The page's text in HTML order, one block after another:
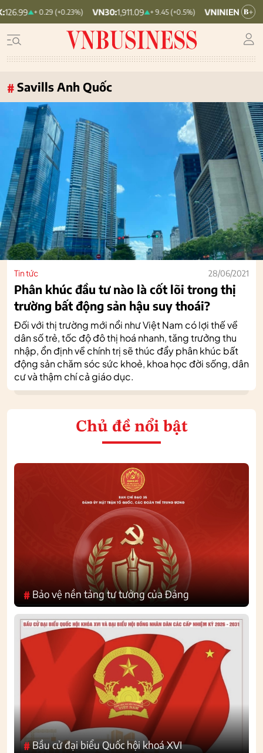
+ 0.29 (+0.23%) VN30:1,911.09 + 9.45 (+0.5%) VNINDEX:1,768.06
# Savills Anh Quốc
Tin tức 28/06/2021
Phân khúc đầu tư nào là cốt lõi trong thị
trường bất động sản hậu suy thoái?
Đối với thị trường mới nổi như Việt Nam có lợi thế về
dân số trẻ, tốc độ đô thị hoá nhanh, tăng trưởng thu
nhập, ổn định về chính trị sẽ thúc đẩy phân khúc bất
động sản chăm sóc sức khoẻ, khoa học đời sống, dân
cư và thậm chí cả giáo dục.
Chủ đề nổi bật
# Bảo vệ nền tảng tư tưởng của Đảng
#Bầu cử đại biểu Quốc hội khoá XVI